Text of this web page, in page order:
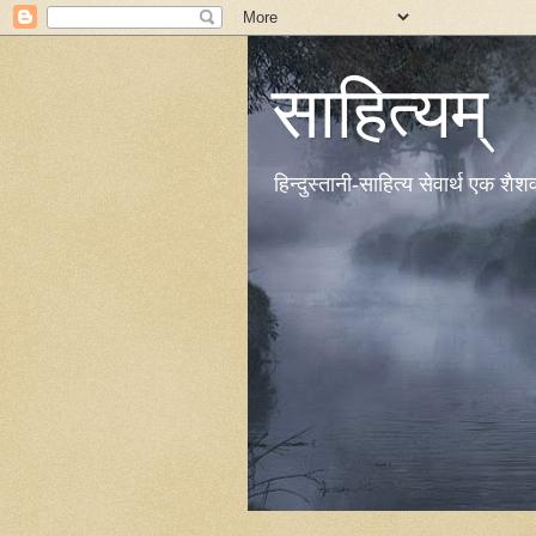
साहित्यम्
हिन्दुस्तानी-साहित्य सेवार्थ एक